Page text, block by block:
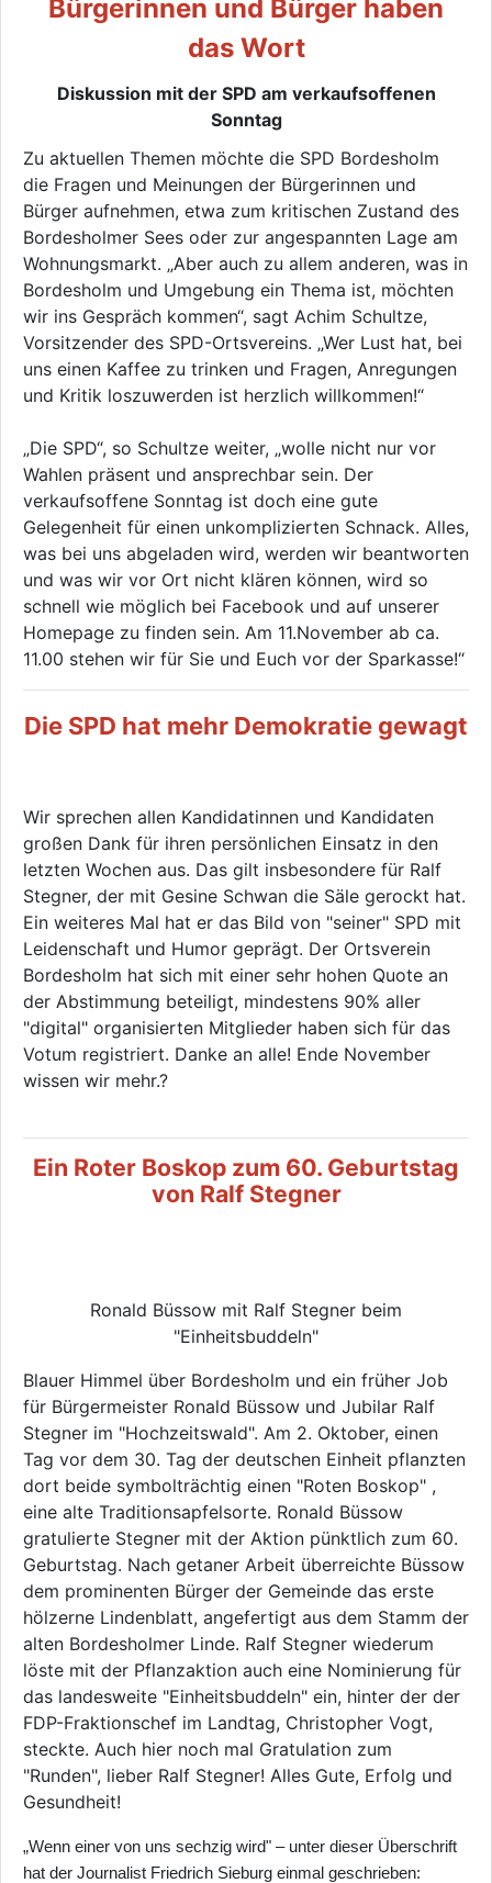
Bürgerinnen und Bürger haben
das Wort
Diskussion mit der SPD am verkaufsoffenen
Sonntag
Zu aktuellen Themen möchte die SPD Bordesholm
die Fragen und Meinungen der Bürgerinnen und
Bürger aufnehmen, etwa zum kritischen Zustand des
Bordesholmer Sees oder zur angespannten Lage am
Wohnungsmarkt. „Aber auch zu allem anderen, was in
Bordesholm und Umgebung ein Thema ist, möchten
wir ins Gespräch kommen“, sagt Achim Schultze,
Vorsitzender des SPD-Ortsvereins. „Wer Lust hat, bei
uns einen Kaffee zu trinken und Fragen, Anregungen
und Kritik loszuwerden ist herzlich willkommen!“
„Die SPD“, so Schultze weiter, „wolle nicht nur vor
Wahlen präsent und ansprechbar sein. Der
verkaufsoffene Sonntag ist doch eine gute
Gelegenheit für einen unkomplizierten Schnack. Alles,
was bei uns abgeladen wird, werden wir beantworten
und was wir vor Ort nicht klären können, wird so
schnell wie möglich bei Facebook und auf unserer
Homepage zu finden sein. Am 11.November ab ca.
11.00 stehen wir für Sie und Euch vor der Sparkasse!“
Die SPD hat mehr Demokratie gewagt
Wir sprechen allen Kandidatinnen und Kandidaten
großen Dank für ihren persönlichen Einsatz in den
letzten Wochen aus. Das gilt insbesondere für Ralf
Stegner, der mit Gesine Schwan die Säle gerockt hat.
Ein weiteres Mal hat er das Bild von "seiner" SPD mit
Leidenschaft und Humor geprägt. Der Ortsverein
Bordesholm hat sich mit einer sehr hohen Quote an
der Abstimmung beteiligt, mindestens 90% aller
"digital" organisierten Mitglieder haben sich für das
Votum registriert. Danke an alle! Ende November
wissen wir mehr.?
Ein Roter Boskop zum 60. Geburtstag
von Ralf Stegner
Ronald Büssow mit Ralf Stegner beim
"Einheitsbuddeln"
Blauer Himmel über Bordesholm und ein früher Job
für Bürgermeister Ronald Büssow und Jubilar Ralf
Stegner im "Hochzeitswald". Am 2. Oktober, einen
Tag vor dem 30. Tag der deutschen Einheit pflanzten
dort beide symbolträchtig einen "Roten Boskop" ,
eine alte Traditionsapfelsorte. Ronald Büssow
gratulierte Stegner mit der Aktion pünktlich zum 60.
Geburtstag. Nach getaner Arbeit überreichte Büssow
dem prominenten Bürger der Gemeinde das erste
hölzerne Lindenblatt, angefertigt aus dem Stamm der
alten Bordesholmer Linde. Ralf Stegner wiederum
löste mit der Pflanzaktion auch eine Nominierung für
das landesweite "Einheitsbuddeln" ein, hinter der der
FDP-Fraktionschef im Landtag, Christopher Vogt,
steckte. Auch hier noch mal Gratulation zum
"Runden", lieber Ralf Stegner! Alles Gute, Erfolg und
Gesundheit!
„Wenn einer von uns sechzig wird" – unter dieser Überschrift
hat der Journalist Friedrich Sieburg einmal geschrieben: